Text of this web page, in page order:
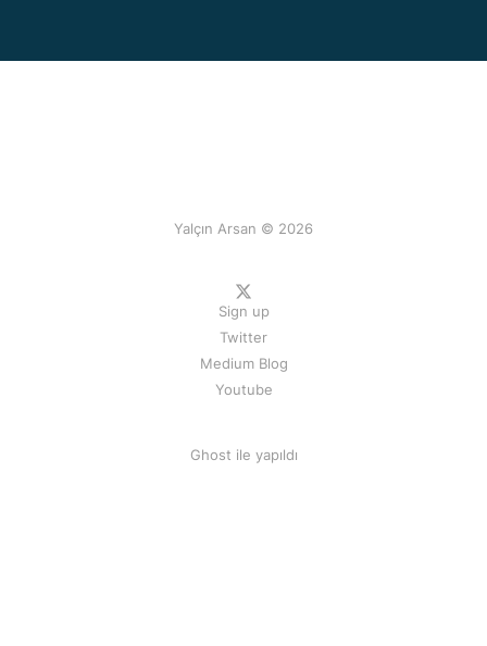
Yalçın Arsan © 2026
Sign up
Twitter
Medium Blog
Youtube
Ghost ile yapıldı